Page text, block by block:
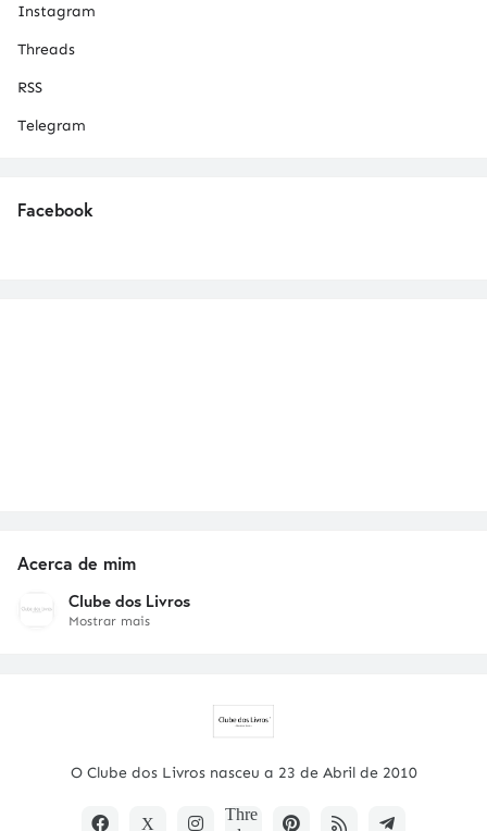
Instagram
Threads
RSS
Telegram
Facebook
Acerca de mim
Clube dos Livros
Mostrar mais
O Clube dos Livros nasceu a 23 de Abril de 2010